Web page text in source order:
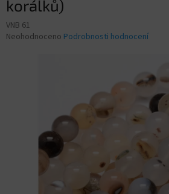
korálků)
VNB 61
Průměrné
Neohodnoceno Podrobnosti hodnocení